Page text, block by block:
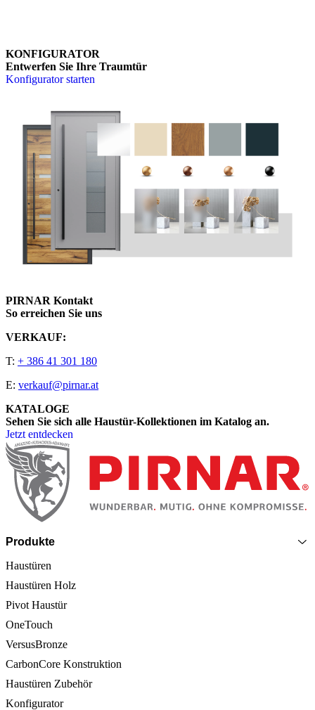
KONFIGURATOR
Entwerfen Sie Ihre Traumtür
Konfigurator starten
PIRNAR Kontakt
So erreichen Sie uns
VERKAUF:
T: + 386 41 301 180
E: verkauf@pirnar.at
KATALOGE
Sehen Sie sich alle Haustür-Kollektionen im Katalog an.
Jetzt entdecken
Seitenfooter
Produkte
Haustüren
Haustüren Holz
Pivot Haustür
OneTouch
VersusBronze
CarbonCore Konstruktion
Haustüren Zubehör
Konfigurator